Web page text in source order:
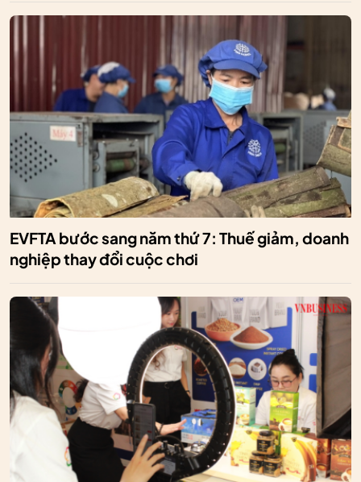
EVFTA bước sang năm thứ 7: Thuế giảm, doanh
nghiệp thay đổi cuộc chơi